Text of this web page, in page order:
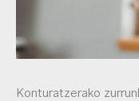
Konturatzerako